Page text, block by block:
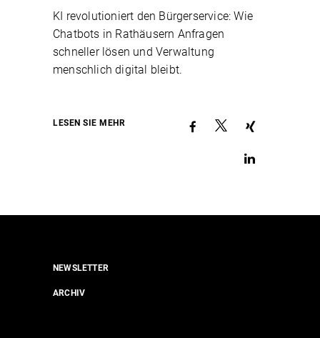
KI revolutioniert den Bürgerservice: Wie
Chatbots in Rathäusern Anfragen
schneller lösen und Verwaltung
menschlich digital bleibt.
LESEN SIE MEHR
NEWSLETTER
ARCHIV